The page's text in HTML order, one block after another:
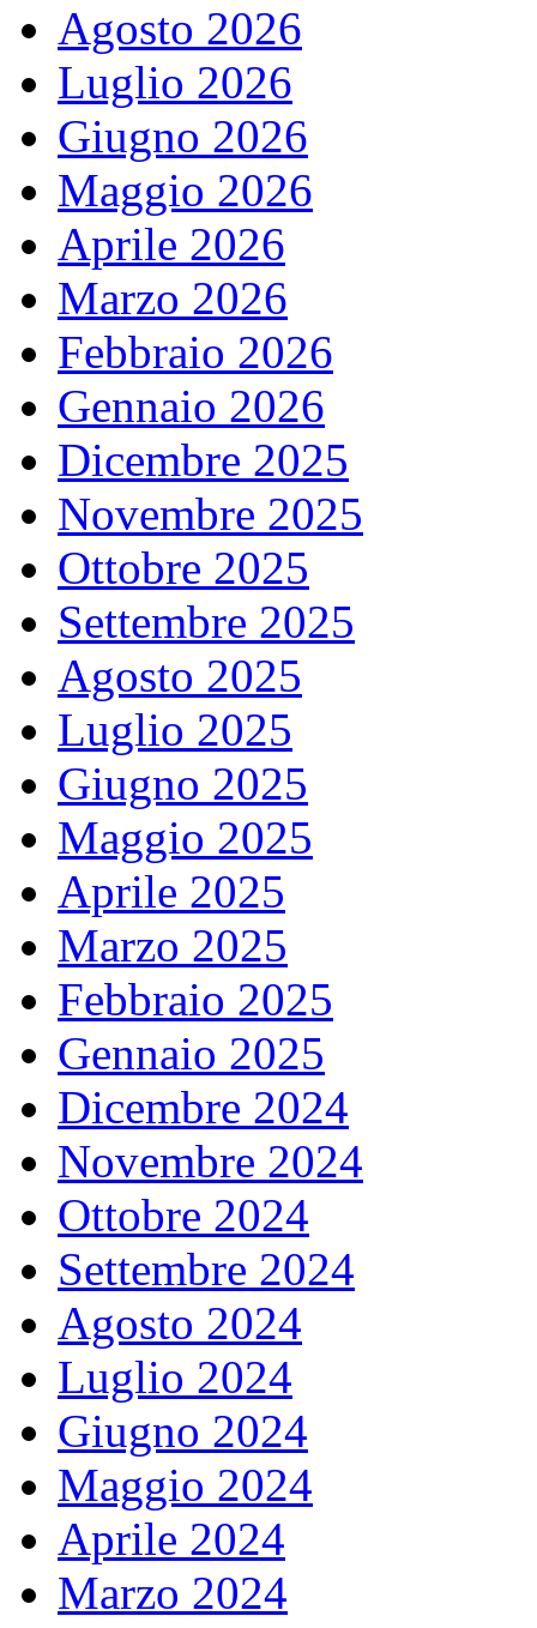
Agosto 2026
Luglio 2026
Giugno 2026
Maggio 2026
Aprile 2026
Marzo 2026
Febbraio 2026
Gennaio 2026
Dicembre 2025
Novembre 2025
Ottobre 2025
Settembre 2025
Agosto 2025
Luglio 2025
Giugno 2025
Maggio 2025
Aprile 2025
Marzo 2025
Febbraio 2025
Gennaio 2025
Dicembre 2024
Novembre 2024
Ottobre 2024
Settembre 2024
Agosto 2024
Luglio 2024
Giugno 2024
Maggio 2024
Aprile 2024
Marzo 2024